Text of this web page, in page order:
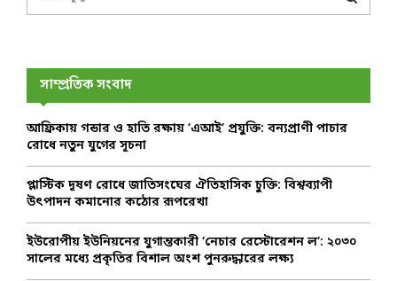
f
r
E
A
সাম্প্রতিক সংবাদ
আফ্রিকায় গন্ডার ও হাতি রক্ষায় ‘এআই’ প্রযুক্তি: বন্যপ্রাণী পাচার
রোধে নতুন যুগের সূচনা
প্লাস্টিক দূষণ রোধে জাতিসংঘের ঐতিহাসিক চুক্তি: বিশ্বব্যাপী
উৎপাদন কমানোর কঠোর রূপরেখা
ইউরোপীয় ইউনিয়নের যুগান্তকারী ‘নেচার রেস্টোরেশন ল’: ২০৩০
সালের মধ্যে প্রকৃতির বিশাল অংশ পুনরুদ্ধারের লক্ষ্য